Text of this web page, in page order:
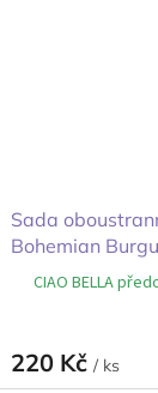
Sada
Bohemian
20x20cm
CIAO BELLA
220 Kč/ ks